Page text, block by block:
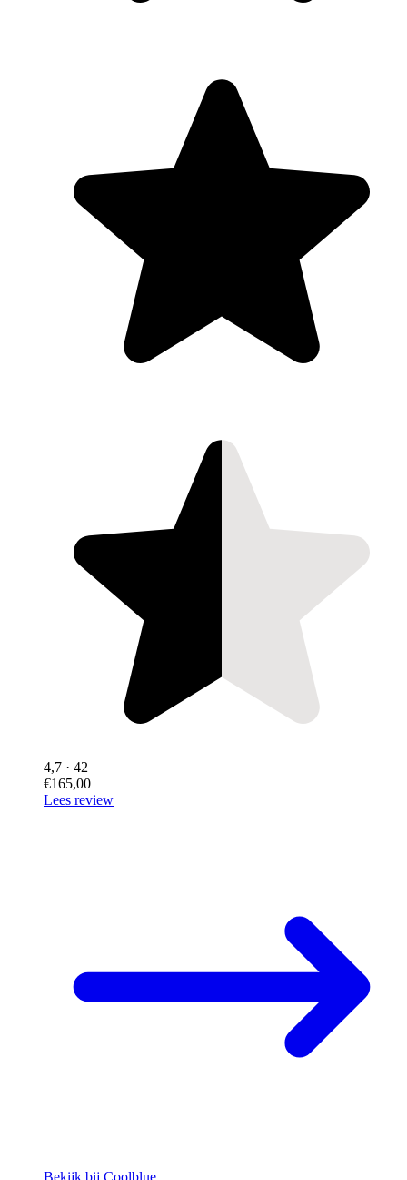
4,7 · 42
€165,00
Lees review